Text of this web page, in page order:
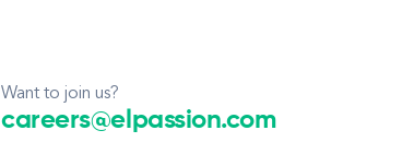
Want to join us?
careers@elpassion.com